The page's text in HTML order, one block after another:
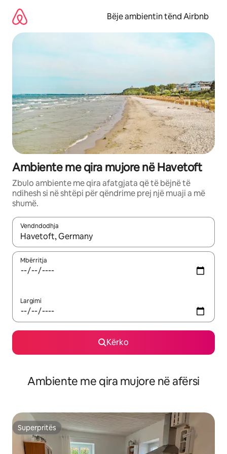
përmbajtja
Bëje ambientin tënd Airbnb
Ambiente me qira mujore në Havetoft
Zbulo ambiente me qira afatgjata që të bëjnë të
ndihesh si në shtëpi për qëndrime prej një muaji a më
shumë.
Vendndodhja
Kur rezultatet të jenë të disponueshme, lëviz me butonat e
Mbërritja
Largimi
Kërko
Ambiente me qira mujore në afërsi
Superpritës
Superpritës